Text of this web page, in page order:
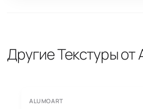
Другие Текстуры от
ALUMOART